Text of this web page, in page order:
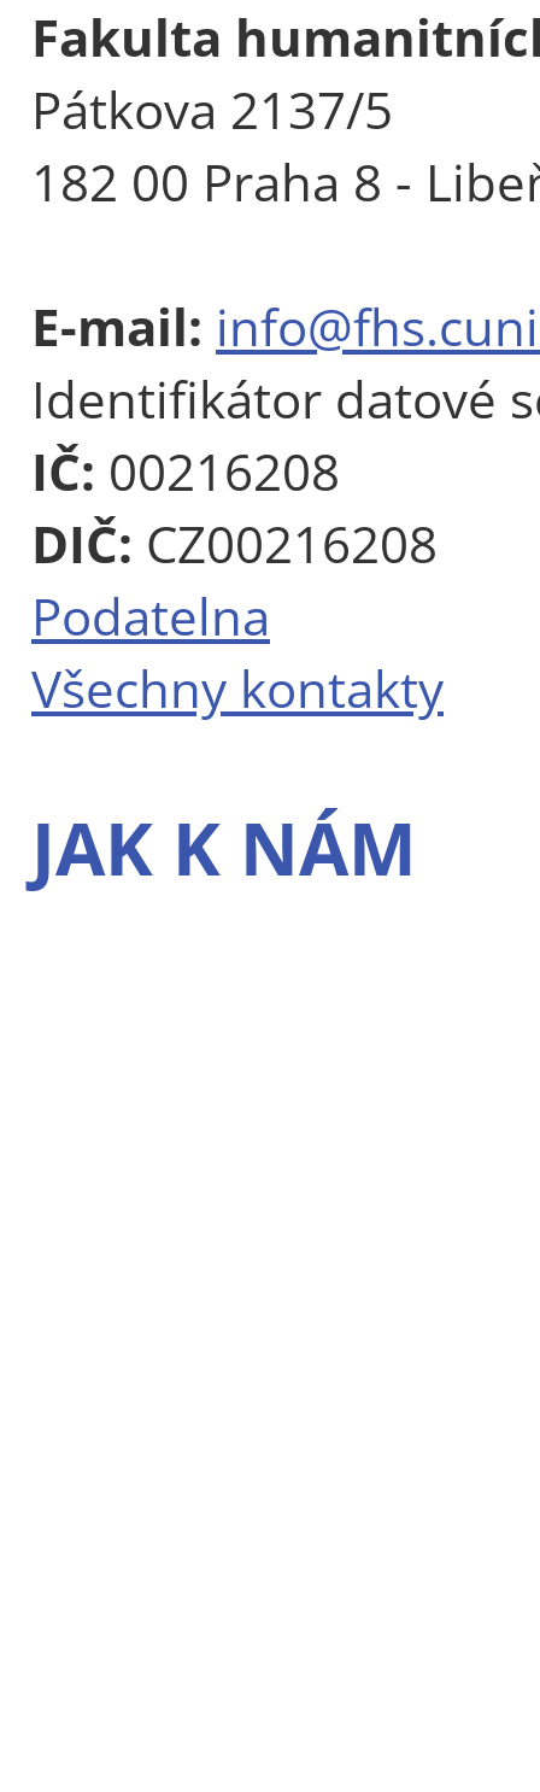
Fakulta
Pátkova 2137/5
182 00 Praha 8 -
E-mail:
Identifikátor datové
IČ: 00216208
DIČ: CZ00216208
Podatelna
Všechny kontakty
JAK K NÁM